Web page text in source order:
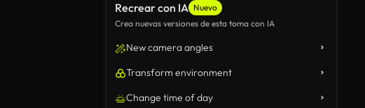
Recrear con IA Nuevo
Crea nuevas versiones de esta toma con IA
New camera angles
Transform environment
Change time of day